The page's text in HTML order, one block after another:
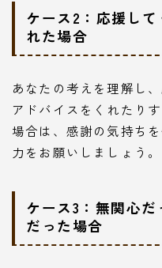
ケース2：応援し
れた場合
あなたの考えを理解し
アドバイスをくれたり
場合は、感謝の気持ち
力をお願いしましょう。
ケース3：無関心
だった場合